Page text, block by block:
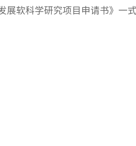
展软科学研究项目申请书》一